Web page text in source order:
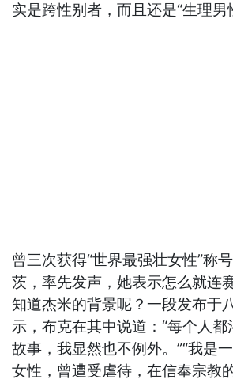
实是跨性别者，而且还是“生理男
曾三次获得“世界最强壮女性”称
茨，率先发声，她表示怎么就连
知道杰米的背景呢？一段发布于
示，布克在其中说道：“每个人
故事，我显然也不例外。”“我是
女性，曾遭受虐待，在信奉宗教